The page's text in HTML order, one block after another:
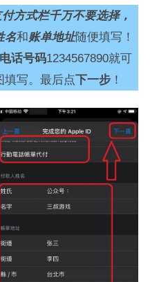
付方式栏千万不要选择，
名和账单地址随便填写！
话号码1234567890就可
填写。最后点下一步！